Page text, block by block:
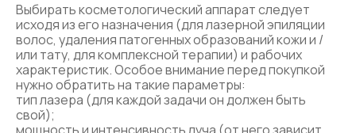
Выбирать косметологический аппарат следует
исходя из его назначения (для лазерной эпиляции
волос, удаления патогенных образований кожи и /
или тату, для комплексной терапии) и рабочих
характеристик. Особое внимание перед покупкой
нужно обратить на такие параметры:
тип лазера (для каждой задачи он должен быть
свой);